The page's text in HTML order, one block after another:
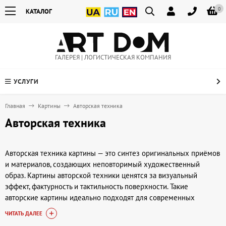
0
КАТАЛОГ
ГАЛЕРЕЯ | ЛОГИСТИЧЕСКАЯ КОМПАНИЯ
УСЛУГИ
Главная Картины Авторская техника
Авторская техника
Авторская техника картины — это синтез оригинальных приёмов
и материалов, создающих неповторимый художественный
образ. Картины авторской техники ценятся за визуальный
эффект, фактурность и тактильность поверхности. Такие
авторские картины идеально подходят для современных
интерьеров и становятся яркими акцентами в зонах гостиной,
холла или офиса. В галерее Артдом (artdom.com.ua) можно
ЧИТАТЬ ДАЛЕЕ